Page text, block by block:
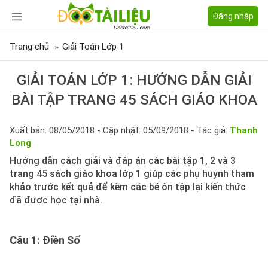
Đăng nhập
Trang chủ Giải Toán Lớp 1
GIẢI TOÁN LỚP 1: HƯỚNG DẪN GIẢI
BÀI TẬP TRANG 45 SÁCH GIÁO KHOA
Xuất bản: 08/05/2018 - Cập nhật: 05/09/2018 - Tác giả: Thanh
Long
Hướng dẫn cách giải và đáp án các bài tập 1, 2 và 3
trang 45 sách giáo khoa lớp 1 giúp các phụ huynh tham
khảo trước kết quả để kèm các bé ôn tập lại kiến thức
đã được học tại nhà.
Câu 1: Điền Số